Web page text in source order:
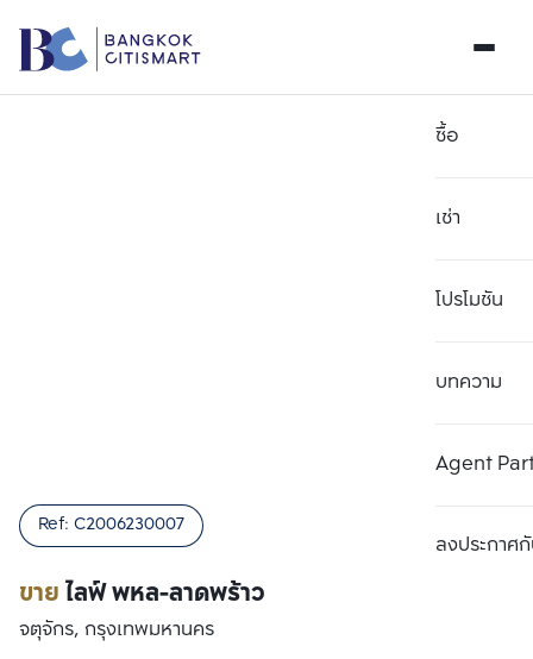
ซื้อ
เช่า
โปรโมชัน
บทความ
Agent
ลงประกาศกั
ขายไลฟ์ พหล-ลาดพร้าว
Ref: C2006230007
จตุจักร, กรุงเทพมหานคร
เปรียบเทียบ